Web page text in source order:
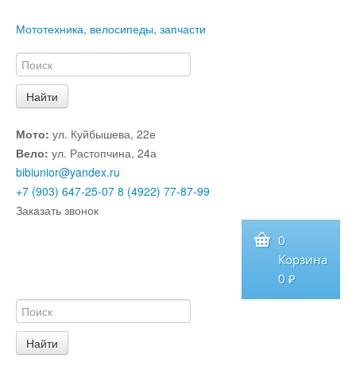
Мототехника, велосипеды, запчасти
Мото: ул. Куйбышева, 22е
Вело: ул. Растопчина, 24а
bibiunior@yandex.ru
+7 (903) 647-25-07 8 (4922) 77-87-99
Заказать звонок
0
Корзина
0 ₽